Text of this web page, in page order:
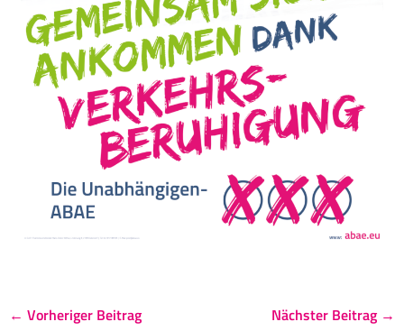
← Vorheriger Beitrag Nächster Beitrag →